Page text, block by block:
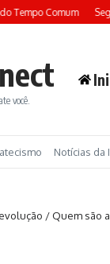
Tempo Comum
você.
Notícias da
/Quem são